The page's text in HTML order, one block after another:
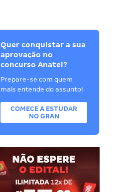
Quer conquistar a sua
aprovação no
concurso Anatel?
Prepare-se com quem
mais entende do assunto!
COMECE A ESTUDAR
NO GRAN